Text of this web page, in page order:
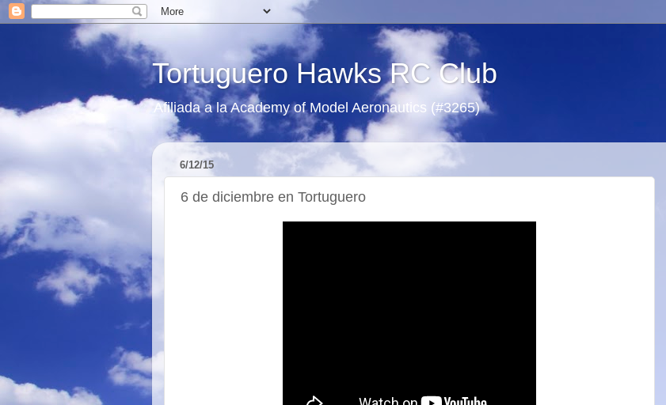
Tortuguero Hawks RC Club
Afiliada a la Academy of Model Aeronautics (#3265)
6/12/15
6 de diciembre en Tortuguero